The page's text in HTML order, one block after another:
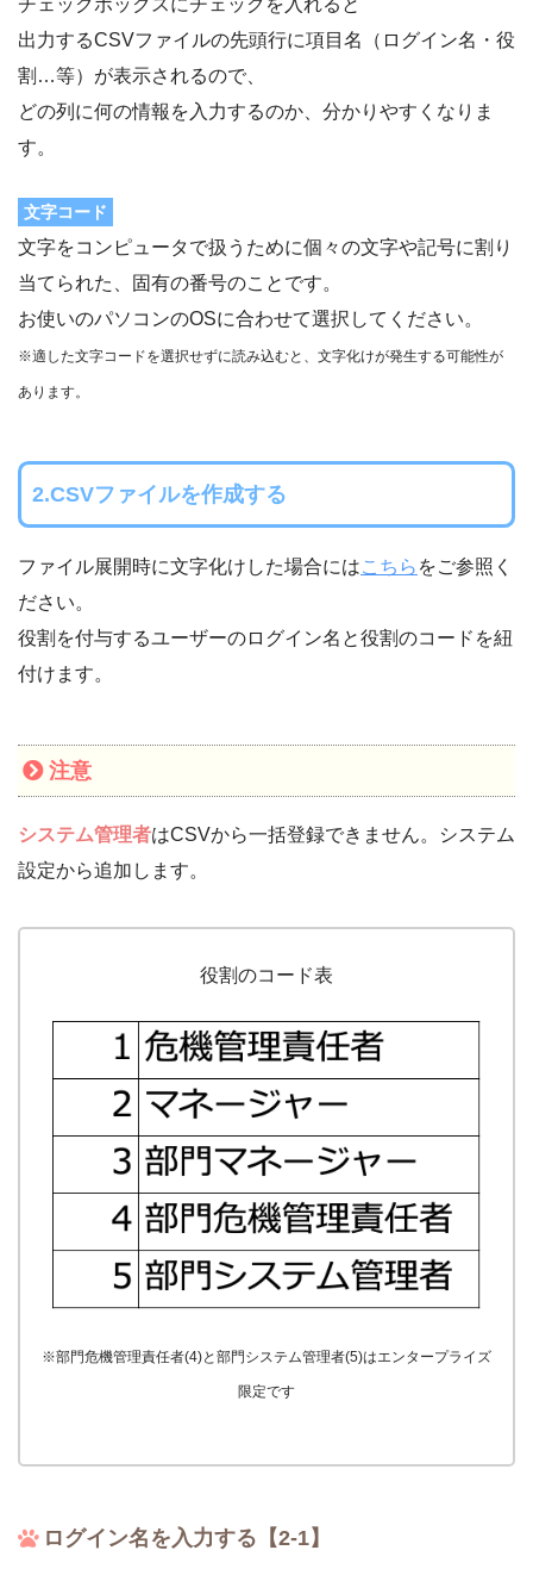
出力するCSVファイルの先頭行に項目名（ログイン名・役
割…等）が表示されるので、
どの列に何の情報を入力するのか、分かりやすくなりま
す。
文字コード
文字をコンピュータで扱うために個々の文字や記号に割り
当てられた、固有の番号のことです。
お使いのパソコンのOSに合わせて選択してください。
※適した文字コードを選択せずに読み込むと、文字化けが発生する可能性が
あります。
2.CSVファイルを作成する
ファイル展開時に文字化けした場合にはこちら をご参照く
ださい。
役割を付与するユーザーのログイン名と役割のコードを紐
付けます。
注意
システム管理者はCSVから一括登録できません。システム
設定から追加します。
役割のコード表
※部門危機管理責任者(4)と部門システム管理者(5)はエンタープライズ
限定です
ログイン名を入力する【2-1】